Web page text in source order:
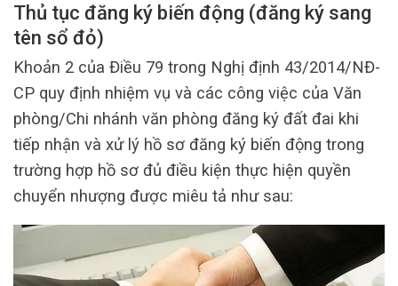
Thủ tục đăng ký biến động (đăng ký sang
tên sổ đỏ)
Khoản 2 của Điều 79 trong Nghị định 43/2014/NĐ-
CP quy định nhiệm vụ và các công việc của Văn
phòng/Chi nhánh văn phòng đăng ký đất đai khi
tiếp nhận và xử lý hồ sơ đăng ký biến động trong
trường hợp hồ sơ đủ điều kiện thực hiện quyền
chuyển nhượng được miêu tả như sau: